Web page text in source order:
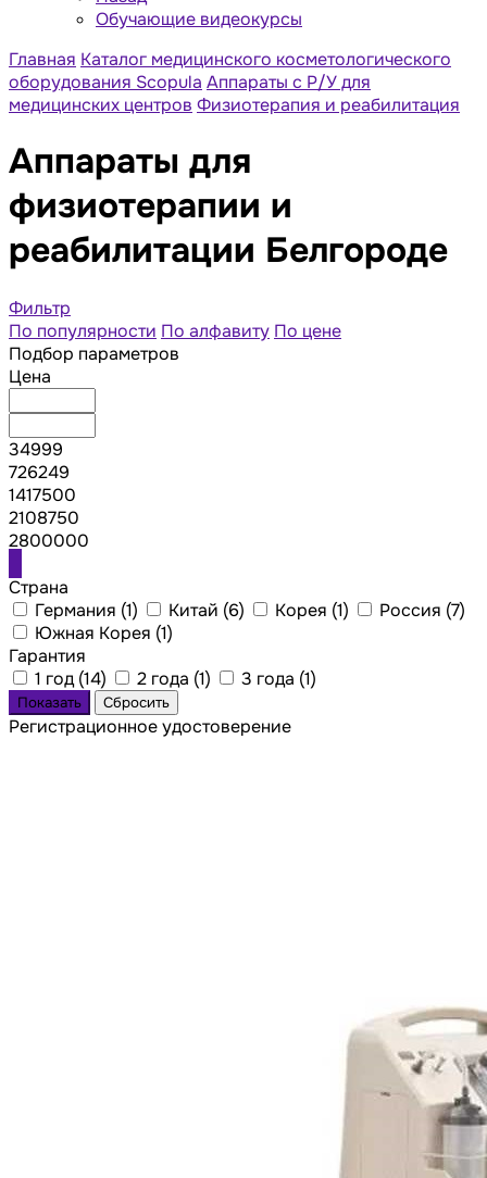
Обучающие видеокурсы
Главная Каталог медицинского косметологического
оборудования Scopula Аппараты с Р/У для
медицинских центров Физиотерапия и реабилитация
Аппараты для
физиотерапии и
реабилитации Белгороде
Фильтр
По популярности По алфавиту По цене
Подбор параметров
Цена
34999
726249
1417500
2108750
2800000
Страна
Германия (1) Китай (6) Корея (1) Россия (7)
Южная Корея (1)
Гарантия
1 год (14) 2 года (1) 3 года (1)
Регистрационное удостоверение